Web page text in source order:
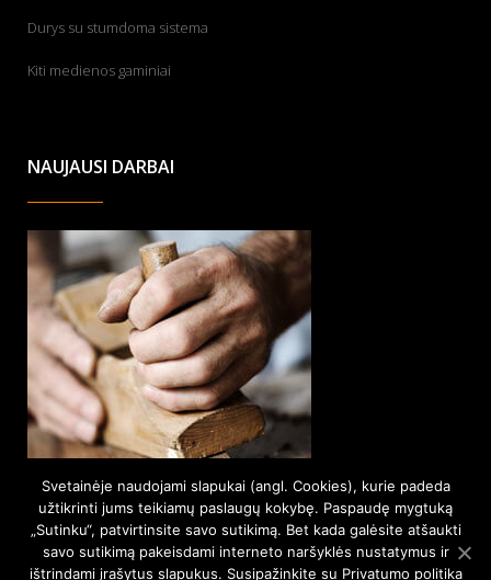
Durys su stumdoma sistema
Kiti medienos gaminiai
NAUJAUSI DARBAI
Svetainėje naudojami slapukai (angl. Cookies), kurie padeda
užtikrinti jums teikiamų paslaugų kokybę. Paspaudę mygtuką
„Sutinku“, patvirtinsite savo sutikimą. Bet kada galėsite atšaukti
savo sutikimą pakeisdami interneto naršyklės nustatymus ir
ištrindami įrašytus slapukus. Susipažinkite su Privatumo politika